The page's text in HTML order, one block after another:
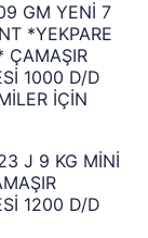
GM YENİ 7
*YEKPARE
ÇAMAŞIR
1000 D/D
İÇİN
J 9 KG MİNİ
1200 D/D